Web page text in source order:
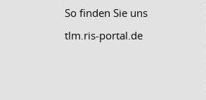
So finden Sie uns
tlm.ris-portal.de